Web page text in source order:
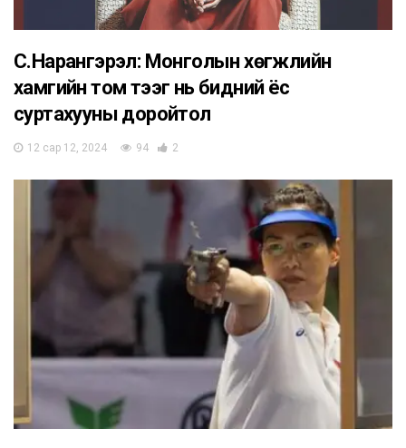
С.Нарангэрэл: Монголын хөгжлийн
хамгийн том тээг нь бидний ёс
суртахууны доройтол
12 сар 12, 2024 94 2